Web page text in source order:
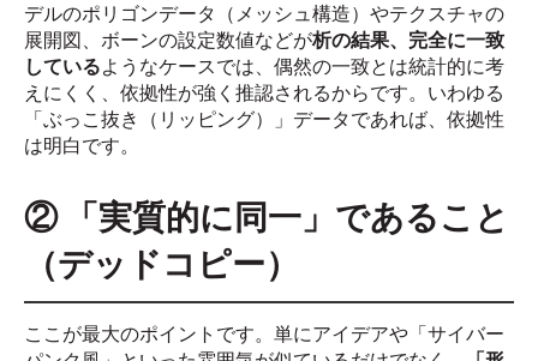
デルのポリゴンデータ（メッシュ構造）やテクスチャの
展開図、ボーンの設定数値などが析の結果、完全に一致
しているようなケースでは、偶然の一致とは統計的に考
えにくく、依拠性が強く推認されるからです。いわゆる
「ぶっこ抜き（リッピング）」データであれば、依拠性
は明白です。
② 「実質的に同一」であること
（デッドコピー）
ここが最大のポイントです。単にアイデアや「サイバー